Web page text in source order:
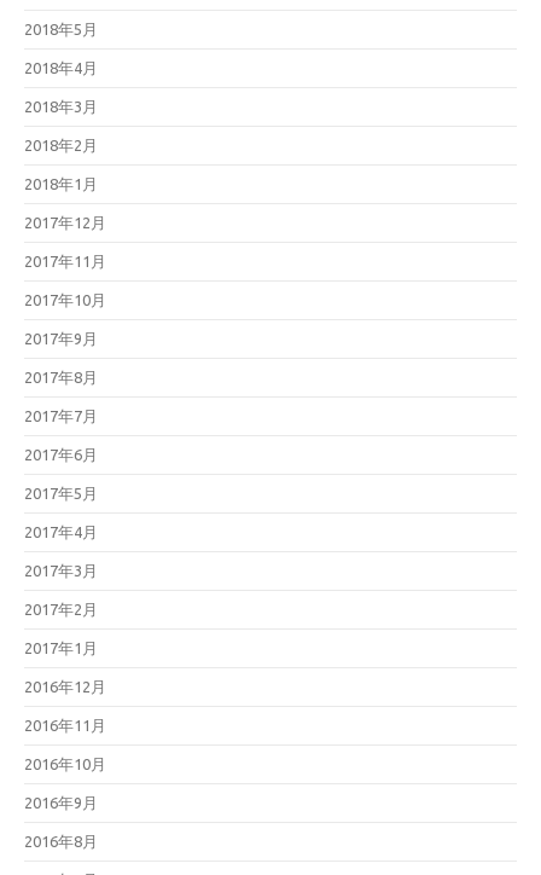
2018年5月
2018年4月
2018年3月
2018年2月
2018年1月
2017年12月
2017年11月
2017年10月
2017年9月
2017年8月
2017年7月
2017年6月
2017年5月
2017年4月
2017年3月
2017年2月
2017年1月
2016年12月
2016年11月
2016年10月
2016年9月
2016年8月